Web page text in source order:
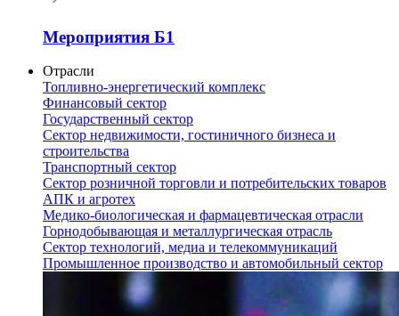
Мероприятия Б1
Отрасли
Топливно-энергетический комплекс
Финансовый сектор
Государственный сектор
Сектор недвижимости, гостиничного бизнеса и
строительства
Транспортный сектор
Сектор розничной торговли и потребительских товаров
АПК и агротех
Медико-биологическая и фармацевтическая отрасли
Горнодобывающая и металлургическая отрасль
Сектор технологий, медиа и телекоммуникаций
Промышленное производство и автомобильный сектор